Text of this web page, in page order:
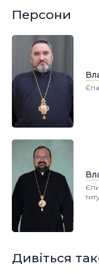
Персони
Дивіться